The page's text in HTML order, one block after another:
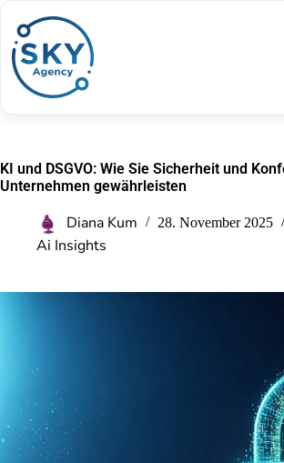
KI und DSGVO: Wie Sie Sicherheit und
Unternehmen gewährleisten
Diana Kum 28. November 2025
Ai Insights